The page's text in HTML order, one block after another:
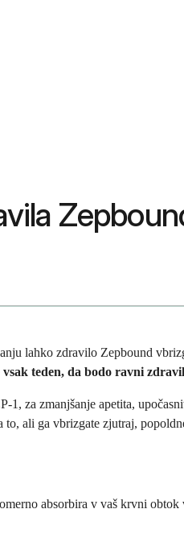
lahko zdravilo Zepbound
teden, da bodo ravni
za zmanjšanje apetita,
ali ga vbrizgate zjutraj,
absorbira v vaš krvni